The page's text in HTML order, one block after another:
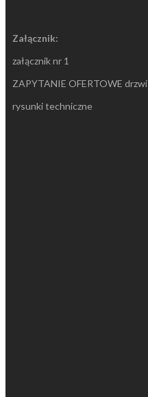
Załącznik:
załącznik nr 1
ZAPYTANIE OFERTOWE drzwi
rysunki techniczne